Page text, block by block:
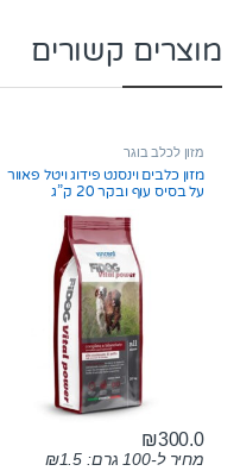
מוצרים קשורים
מזון לכלב בוגר
מזון כלבים וינסנט פידוג ויטל פאוור
על בסיס עוף ובקר 20 ק”ג
₪300.0
מחיר ל-100 גרם: ₪1.5